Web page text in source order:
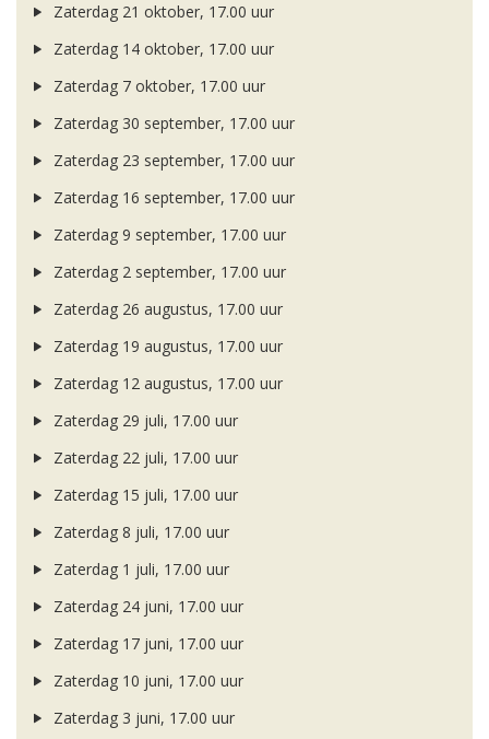
Zaterdag 21 oktober, 17.00 uur
Zaterdag 14 oktober, 17.00 uur
Zaterdag 7 oktober, 17.00 uur
Zaterdag 30 september, 17.00 uur
Zaterdag 23 september, 17.00 uur
Zaterdag 16 september, 17.00 uur
Zaterdag 9 september, 17.00 uur
Zaterdag 2 september, 17.00 uur
Zaterdag 26 augustus, 17.00 uur
Zaterdag 19 augustus, 17.00 uur
Zaterdag 12 augustus, 17.00 uur
Zaterdag 29 juli, 17.00 uur
Zaterdag 22 juli, 17.00 uur
Zaterdag 15 juli, 17.00 uur
Zaterdag 8 juli, 17.00 uur
Zaterdag 1 juli, 17.00 uur
Zaterdag 24 juni, 17.00 uur
Zaterdag 17 juni, 17.00 uur
Zaterdag 10 juni, 17.00 uur
Zaterdag 3 juni, 17.00 uur